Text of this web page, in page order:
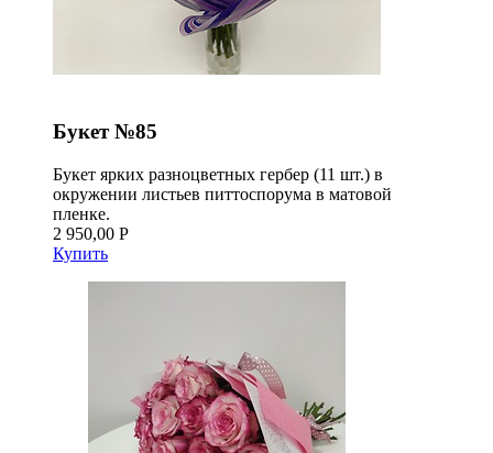
Букет №85
Букет ярких разноцветных гербер (11 шт.) в
окружении листьев питтоспорума в матовой
пленке.
2 950,00 Р
Купить